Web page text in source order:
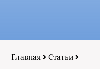
Главная Статьи